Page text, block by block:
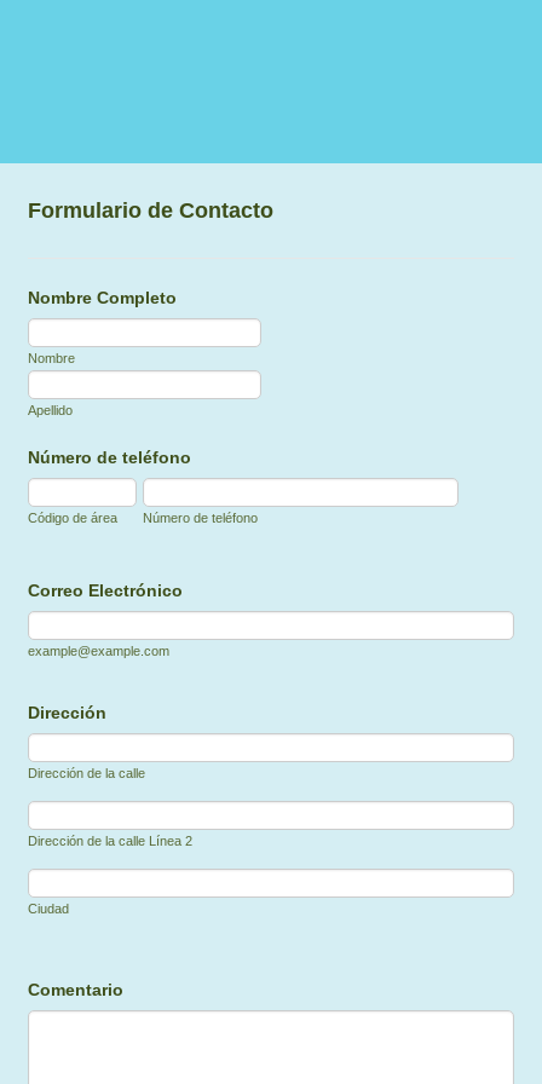
Formulario de Contacto
Nombre Completo
Nombre
Apellido
Número de teléfono
Código de área Número de teléfono
Correo Electrónico
example@example.com
Dirección
Dirección de la calle
Dirección de la calle Línea 2
Ciudad
Comentario